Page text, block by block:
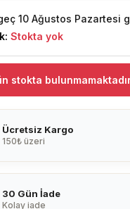
10 Ağustos Pazartesi
Stokta yok
stokta
Ücretsiz Kargo
150₺ üzeri
30 Gün İade
Kolay iade